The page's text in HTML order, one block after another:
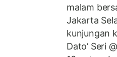
malam
Jakarta
kunjungan
Dato’ Seri